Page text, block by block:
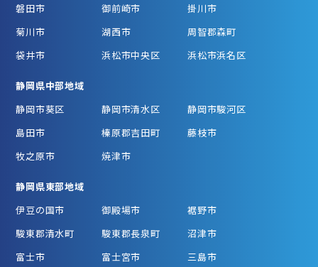
磐田市
御前崎市
掛川市
菊川市
湖西市
周智郡森町
袋井市
浜松市中央区 浜松市浜名区
静岡県中部地域
静岡市葵区
静岡市清水区
静岡市駿河区
島田市
榛原郡吉田町
藤枝市
牧之原市
焼津市
静岡県東部地域
伊豆の国市
御殿場市
裾野市
駿東郡清水町
駿東郡長泉町
沼津市
富士市
富士宮市 三島市